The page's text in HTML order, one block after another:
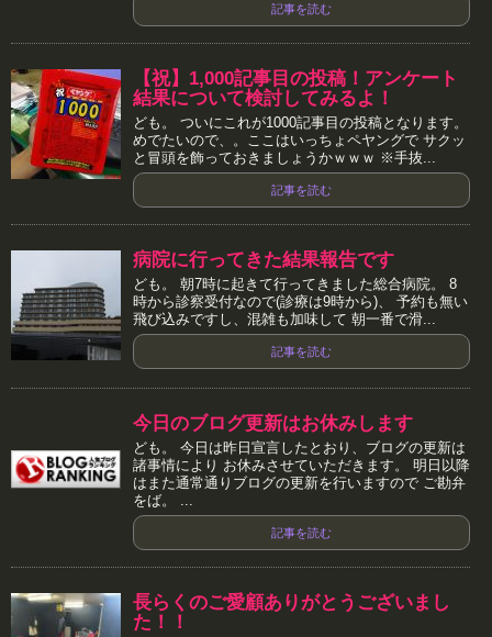
記事を読む
【祝】1,000記事目の投稿！アンケート
結果について検討してみるよ！
ども。 ついにこれが1000記事目の投稿となります。
めでたいので、。ここはいっちょペヤングで サクッ
と冒頭を飾っておきましょうかｗｗｗ ※手抜...
記事を読む
病院に行ってきた結果報告です
ども。 朝7時に起きて行ってきました総合病院。 8
時から診察受付なので(診療は9時から)、 予約も無い
飛び込みですし、混雑も加味して 朝一番で滑...
記事を読む
今日のブログ更新はお休みします
ども。 今日は昨日宣言したとおり、ブログの更新は
諸事情により お休みさせていただきます。 明日以降
はまた通常通りブログの更新を行いますので ご勘弁
をば。 ...
記事を読む
長らくのご愛顧ありがとうございまし
た！！